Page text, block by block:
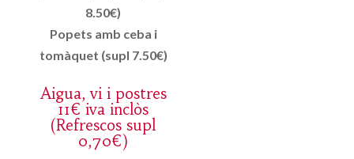
8.50€)
Popets amb ceba i
tomàquet (supl 7.50€)
Aigua, vi i postres
11€ iva inclòs
(Refrescos supl
0,70€)